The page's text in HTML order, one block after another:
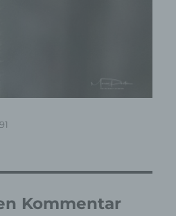
Kommentar